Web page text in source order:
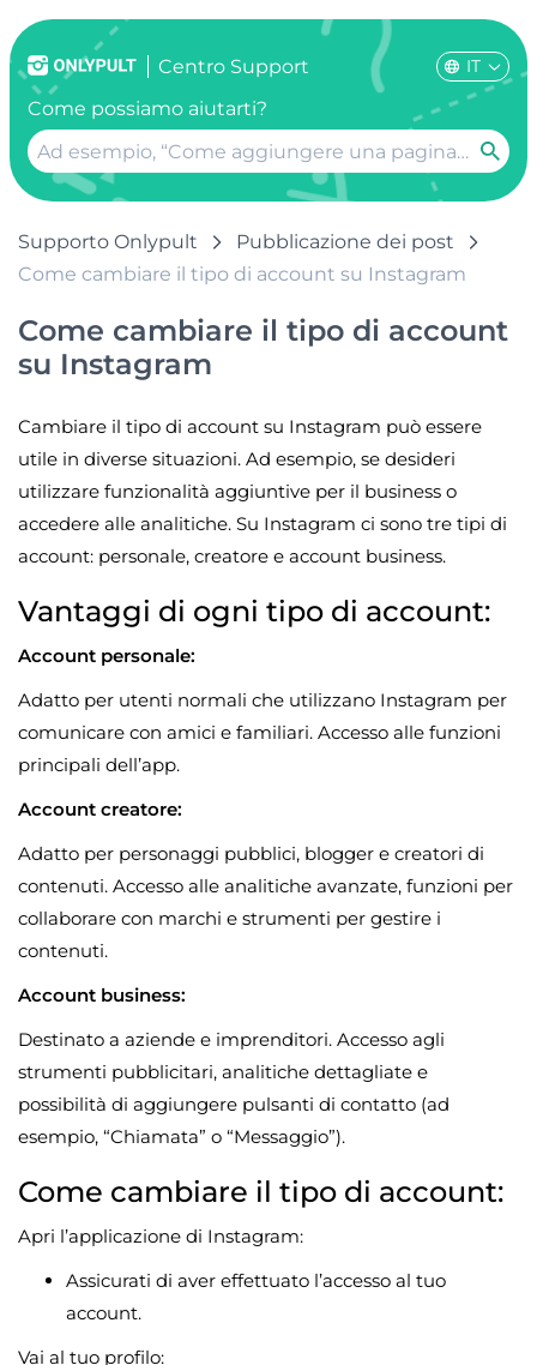
Centro Support IT
Come possiamo aiutarti?
Supporto Onlypult
Pubblicazione dei post
Come cambiare il tipo di account su Instagram
Come cambiare il tipo di account
su Instagram
Cambiare il tipo di account su Instagram può essere
utile in diverse situazioni. Ad esempio, se desideri
utilizzare funzionalità aggiuntive per il business o
accedere alle analitiche. Su Instagram ci sono tre tipi di
account: personale, creatore e account business.
Vantaggi di ogni tipo di account:
Account personale:
Adatto per utenti normali che utilizzano Instagram per
comunicare con amici e familiari. Accesso alle funzioni
principali dell’app.
Account creatore:
Adatto per personaggi pubblici, blogger e creatori di
contenuti. Accesso alle analitiche avanzate, funzioni per
collaborare con marchi e strumenti per gestire i
contenuti.
Account business:
Destinato a aziende e imprenditori. Accesso agli
strumenti pubblicitari, analitiche dettagliate e
possibilità di aggiungere pulsanti di contatto (ad
esempio, “Chiamata” o “Messaggio”).
Come cambiare il tipo di account:
Apri l’applicazione di Instagram:
Assicurati di aver effettuato l’accesso al tuo
account.
Vai al tuo profilo: